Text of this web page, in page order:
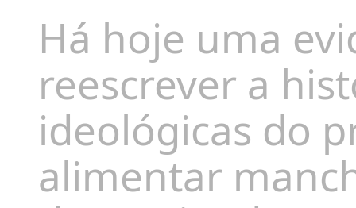
Há hoje uma
reescrever a
ideológicas do
alimentar